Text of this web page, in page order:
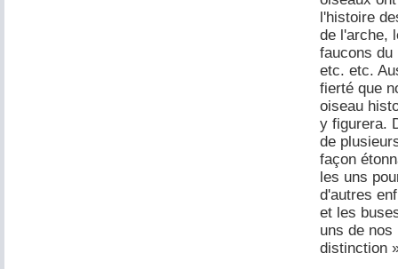
l'histoire
de l'arche,
faucons du
etc. etc.
fierté que
oiseau
y figurera.
de
façon
les uns
d'autres
et les
uns de
distinction